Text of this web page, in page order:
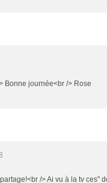
Bonne journée<br /> Rose
/> Ai vu à la tv ces"